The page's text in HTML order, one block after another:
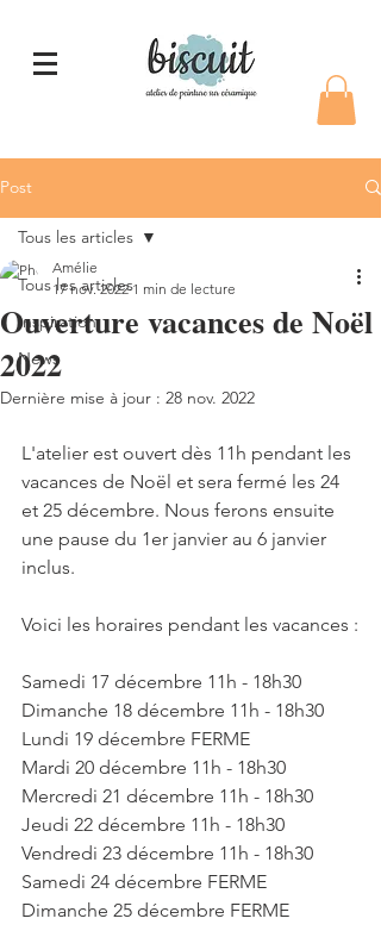
Post
Tous les articles
Inspiration
News
Tous les articles
Ouverture vacances de Noël
2022
Amélie
17 nov. 2022 1 min de lecture
Dernière mise à jour : 28 nov. 2022
L'atelier est ouvert dès 11h pendant les
vacances de Noël et sera fermé les 24
et 25 décembre. Nous ferons ensuite
une pause du 1er janvier au 6 janvier
inclus.
Voici les horaires pendant les vacances :
Samedi 17 décembre 11h - 18h30
Dimanche 18 décembre 11h - 18h30
Lundi 19 décembre FERME
Mardi 20 décembre 11h - 18h30
Mercredi 21 décembre 11h - 18h30
Jeudi 22 décembre 11h - 18h30
Vendredi 23 décembre 11h - 18h30
Samedi 24 décembre FERME
Dimanche 25 décembre FERME